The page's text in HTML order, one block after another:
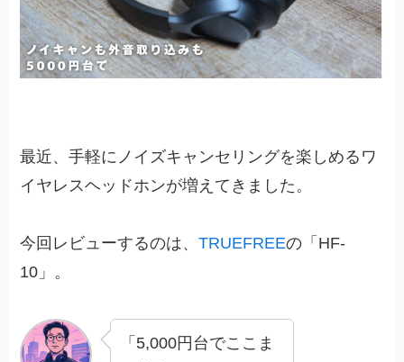
最近、手軽にノイズキャンセリングを楽しめるワ
イヤレスヘッドホンが増えてきました。
今回レビューするのは、TRUEFREEの「HF-
10」。
「5,000円台でここま